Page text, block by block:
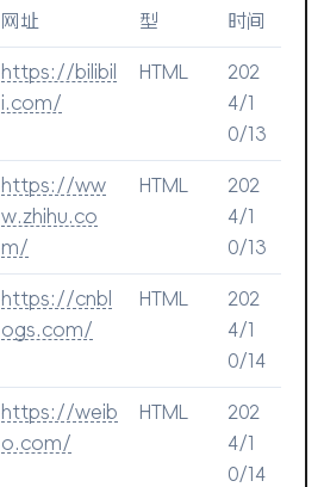
网址
型
时间
https://bilibil
i.com/
HTML
202
4/1
0/13
https://ww
w.zhihu.co
m/
HTML
202
4/1
0/13
https://cnbl
ogs.com/
HTML
202
4/1
0/14
https://weib
o.com/
HTML
202
4/1
0/14